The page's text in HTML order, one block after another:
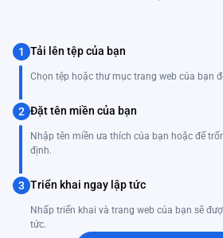
1 Tải lên tệp của bạn
Chọn tệp hoặc thư mục trang web của bạn
2 Đặt tên miền của bạn
Nhập tên miền ưa thích của bạn hoặc để
định.
3 Triển khai ngay lập tức
Nhấp triển khai và trang web của bạn sẽ
tức.